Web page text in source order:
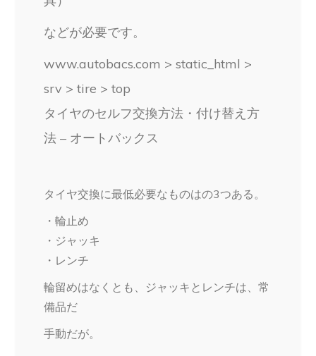
などが必要です。
www.autobacs.com > static_html >
srv > tire > top
タイヤのセルフ交換方法・付け替え方
法 – オートバックス
タイヤ交換に最低必要なものはの3つある。
・輪止め
・ジャッキ
・レンチ
輪留めはなくとも、ジャッキとレンチは、常
備品だ
手動だが。